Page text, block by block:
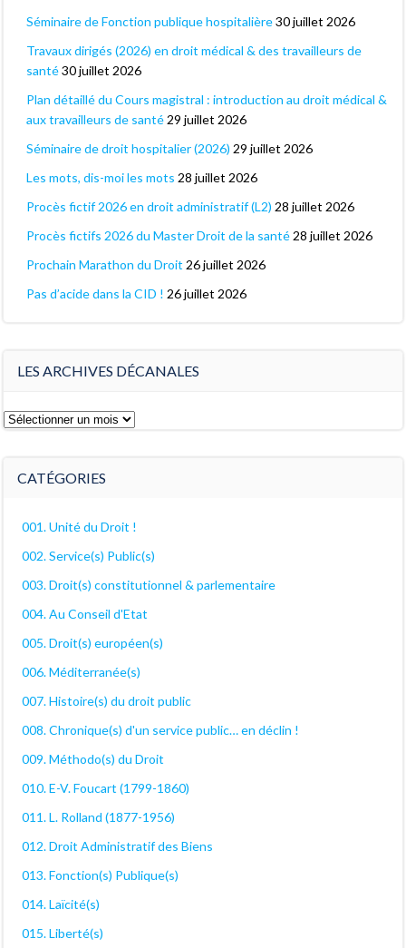
Séminaire de Fonction publique hospitalière30 juillet 2026
Travaux dirigés (2026) en droit médical & des travailleurs de
santé30 juillet 2026
Plan détaillé du Cours magistral : introduction au droit médical &
aux travailleurs de santé 29 juillet 2026
Séminaire de droit hospitalier (2026) 29 juillet 2026
Les mots, dis-moi les mots 28 juillet 2026
Procès fictif 2026 en droit administratif (L2) 28 juillet 2026
Procès fictifs 2026 du Master Droit de la santé 28 juillet 2026
Prochain Marathon du Droit 26 juillet 2026
Pas d’acide dans la CID ! 26 juillet 2026
LES ARCHIVES DÉCANALES
Les
CATÉGORIES
001. Unité du Droit !
002. Service(s) Public(s)
003. Droit(s) constitutionnel & parlementaire
004. Au Conseil d'Etat
005. Droit(s) européen(s)
006. Méditerranée(s)
007. Histoire(s) du droit public
008. Chronique(s) d'un service public… en déclin !
009. Méthodo(s) du Droit
010. E-V. Foucart (1799-1860)
011. L. Rolland (1877-1956)
012. Droit Administratif des Biens
013. Fonction(s) Publique(s)
014. Laïcité(s)
015. Liberté(s)